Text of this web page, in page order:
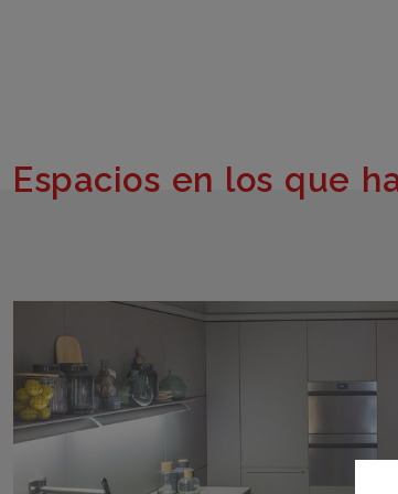
Espacios en los que